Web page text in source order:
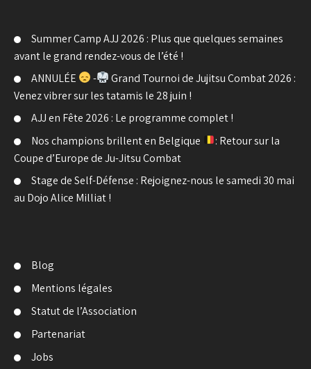
Summer Camp AJJ 2026 : Plus que quelques semaines
avant le grand rendez-vous de l’été !
ANNULÉE
-
Grand Tournoi de Jujitsu Combat 2026 :
Venez vibrer sur les tatamis le 28 juin !
AJJ en Fête 2026 : Le programme complet !
Nos champions brillent en Belgique
: Retour sur la
Coupe d’Europe de Ju-Jitsu Combat
Stage de Self-Défense : Rejoignez-nous le samedi 30 mai
au Dojo Alice Milliat !
Blog
Mentions légales
Statut de l’Association
Partenariat
Jobs